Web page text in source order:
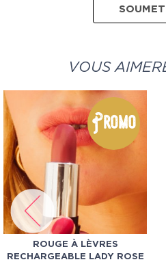
VOUS
Promo
ROUGE À LÈVRES
RECHARGEABLE LADY ROSE